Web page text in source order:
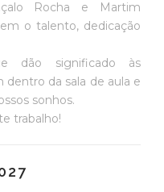
Rocha e Martim
o talento, dedicação
dão significado às
da sala de aula e
sonhos.
trabalho!